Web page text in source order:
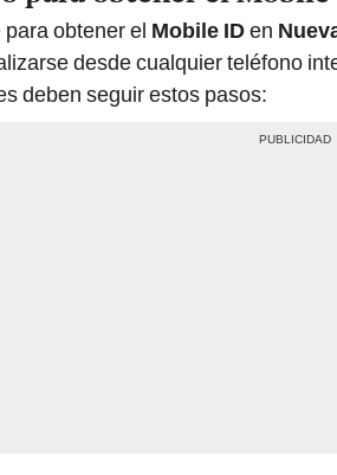
para obtener el Mobile IDen
desde cualquier teléfono
deben seguir estos pasos: